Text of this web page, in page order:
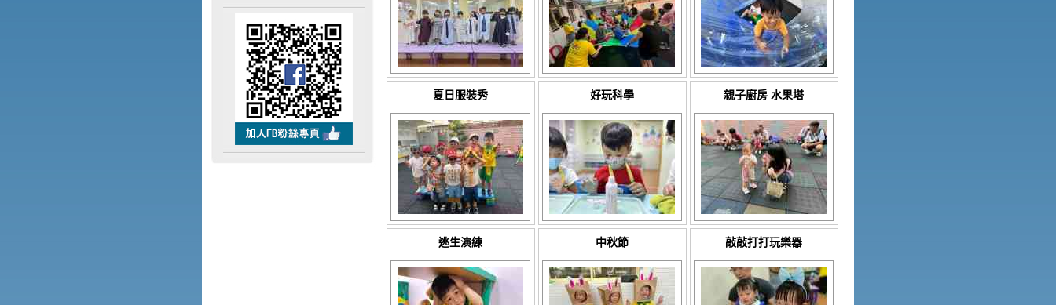
夏日服裝秀 好玩科學 親子廚房 水果塔
逃生演練 中秋節 敲敲打打玩樂器